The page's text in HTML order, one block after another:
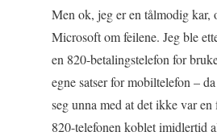
Men ok, jeg er en tålmodig kar,
Microsoft om feilene. Jeg ble
en 820-betalingstelefon for
egne satser for mobiltelefon –
seg unna med at det ikke var
820-telefonen koblet imidlertid